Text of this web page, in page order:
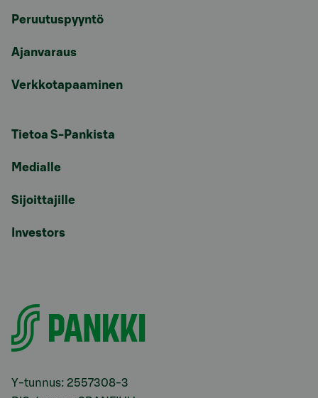
Peruutuspyyntö
Ajanvaraus
Verkkotapaaminen
Tietoa S-Pankista
Medialle
Sijoittajille
Investors
Y-tunnus: 2557308-3